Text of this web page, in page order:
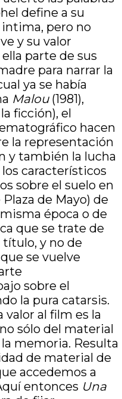
define a su
intima, pero no
y su valor
parte de sus
para narrar la
ya se había
Malou(1981),
ficción), el
hacen
la representación
y también la lucha
característicos
sobre el suelo en
de Mayo) de
época o de
que se trate de
título, y no de
se vuelve
sobre el
la pura catarsis.
al film es la
sólo del material
memoria. Resulta
de material de
accedemos a
entonces Una